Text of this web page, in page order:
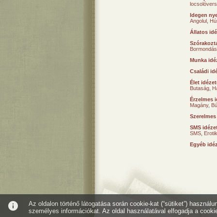
Idegen
Angolul
Állatos
Munka
Családi
Élet
Butaság
Érzelmes
Magány,
SMS
SMS
Egyéb
info
Az oldalon történő látogatása során cookie-kat (“sütiket”)
személyes információkat. Az oldal használatával elfogadja a